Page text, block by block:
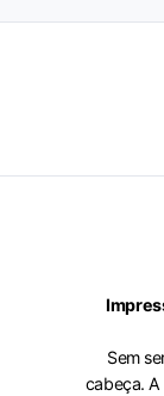
Sem
cabeça. A